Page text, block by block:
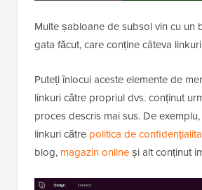
Multe șabloane de subsol vin cu un
gata făcut, care conține câteva
Puteți înlocui aceste elemente de
linkuri către propriul dvs. conținut
proces descris mai sus. De
linkuri către politica de
blog, magazin onlineși alt conținut